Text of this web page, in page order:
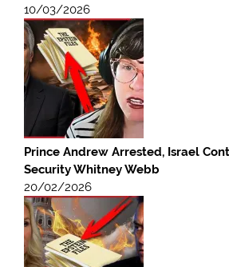
10/03/2026
Prince Andrew Arrested, Israel
Security Whitney Webb
20/02/2026